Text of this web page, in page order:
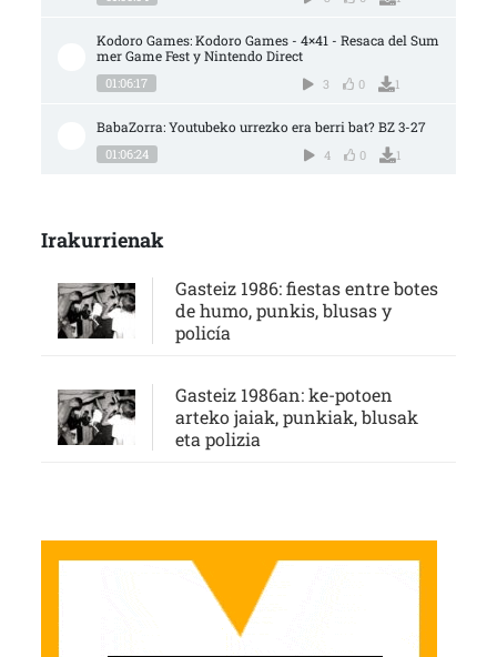
Kodoro Games: Kodoro Games - 4×41 - Resaca del Sum
mer Game Fest y Nintendo Direct
01:06:17 3 0 1
BabaZorra: Youtubeko urrezko era berri bat? BZ 3-27
01:06:24 4 0 1
Irakurrienak
Gasteiz 1986: fiestas entre botes
de humo, punkis, blusas y
policía
Gasteiz 1986an: ke-potoen
arteko jaiak, punkiak, blusak
eta polizia